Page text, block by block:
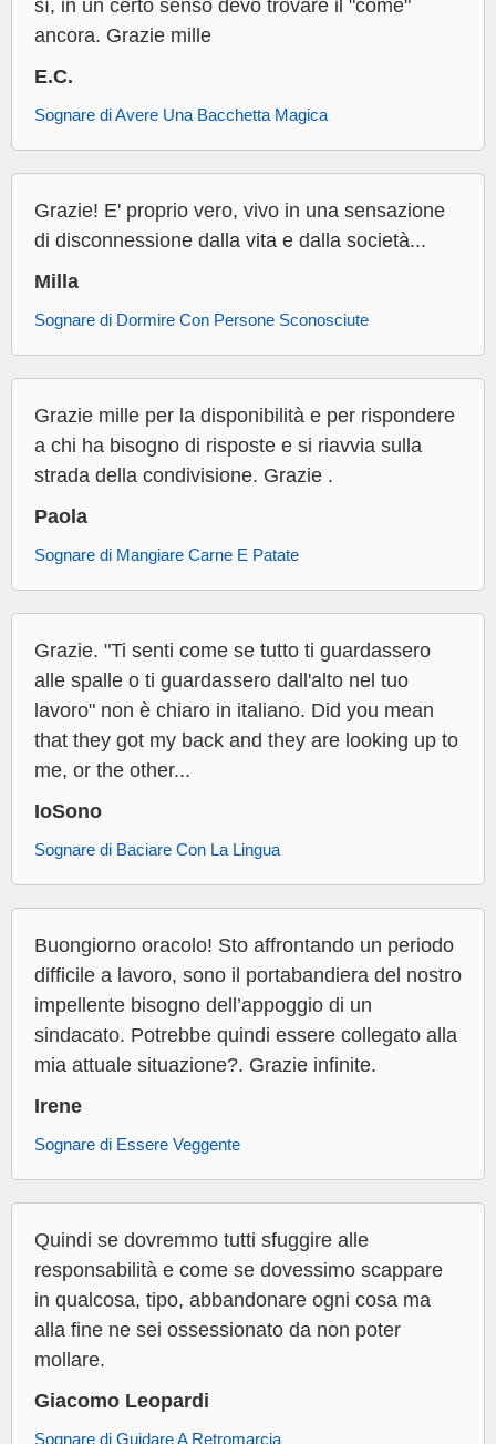
sì, in un certo senso devo trovare il "come"
ancora. Grazie mille
E.C.
Sognare di Avere Una Bacchetta Magica
Grazie! E' proprio vero, vivo in una sensazione
di disconnessione dalla vita e dalla società...
Milla
Sognare di Dormire Con Persone Sconosciute
Grazie mille per la disponibilità e per rispondere
a chi ha bisogno di risposte e si riavvia sulla
strada della condivisione. Grazie .
Paola
Sognare di Mangiare Carne E Patate
Grazie. "Ti senti come se tutto ti guardassero
alle spalle o ti guardassero dall'alto nel tuo
lavoro" non è chiaro in italiano. Did you mean
that they got my back and they are looking up to
me, or the other...
IoSono
Sognare di Baciare Con La Lingua
Buongiorno oracolo! Sto affrontando un periodo
difficile a lavoro, sono il portabandiera del nostro
impellente bisogno dell’appoggio di un
sindacato. Potrebbe quindi essere collegato alla
mia attuale situazione?. Grazie infinite.
Irene
Sognare di Essere Veggente
Quindi se dovremmo tutti sfuggire alle
responsabilità e come se dovessimo scappare
in qualcosa, tipo, abbandonare ogni cosa ma
alla fine ne sei ossessionato da non poter
mollare.
Giacomo Leopardi
Sognare di Guidare A Retromarcia